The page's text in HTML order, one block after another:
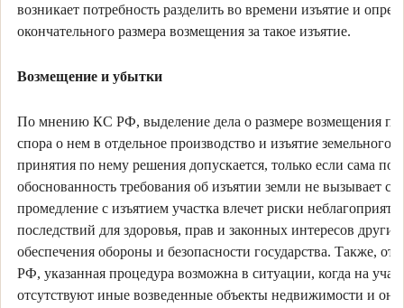
возникает потребность разделить во времени изъятие и
окончательного размера возмещения за такое изъятие.
Возмещение и убытки
По мнению КС РФ, выделение дела о размере возмещения
спора о нем в отдельное производство и изъятие земельного
принятия по нему решения допускается, только если сама по
обоснованность требования об изъятии земли не вызывает
промедление с изъятием участка влечет риски
последствий для здоровья, прав и законных интересов
обеспечения обороны и безопасности государства. Также,
РФ, указанная процедура возможна в ситуации, когда на
отсутствуют иные возведенные объекты недвижимости и он